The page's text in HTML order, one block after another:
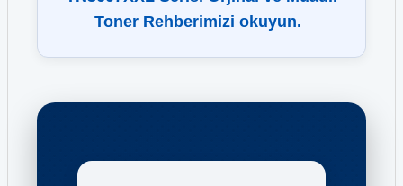
Toner Rehberimizi okuyun.